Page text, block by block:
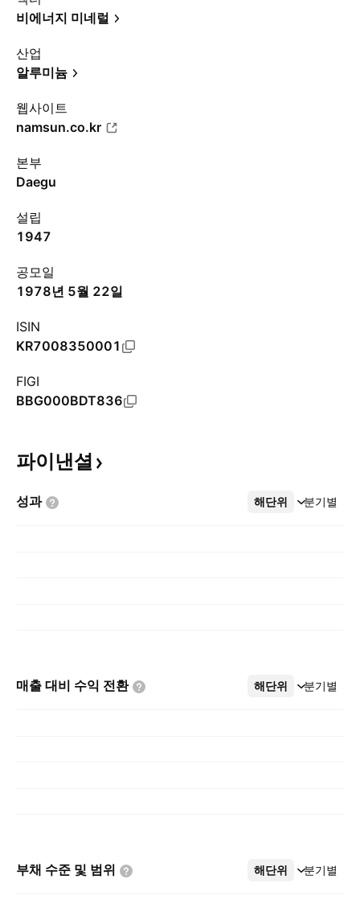
비에너지 미네럴
산업
알루미늄
웹사이트
namsun.co.kr
본부
Daegu
설립
1947
공모일
1978년 5월 22일
ISIN
KR7008350001
FIGI
BBG000BDT836
파이낸셜
성과 해단위 분기별
더보기
매출 대비 수익 전환 해단위 분기별
더보기
부채 수준 및 범위 해단위 분기별
더보기